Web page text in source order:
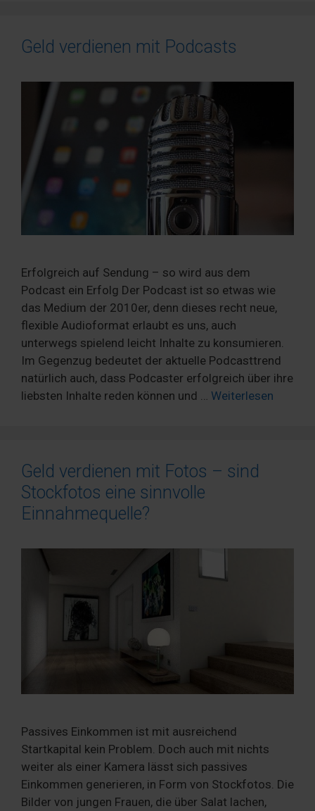
Geld verdienen mit Podcasts
Erfolgreich auf Sendung – so wird aus dem
Podcast ein Erfolg Der Podcast ist so etwas wie
das Medium der 2010er, denn dieses recht neue,
flexible Audioformat erlaubt es uns, auch
unterwegs spielend leicht Inhalte zu konsumieren.
Im Gegenzug bedeutet der aktuelle Podcasttrend
natürlich auch, dass Podcaster erfolgreich über ihre
liebsten Inhalte reden können und … Weiterlesen
Geld verdienen mit Fotos – sind
Stockfotos eine sinnvolle
Einnahmequelle?
Passives Einkommen ist mit ausreichend
Startkapital kein Problem. Doch auch mit nichts
weiter als einer Kamera lässt sich passives
Einkommen generieren, in Form von Stockfotos. Die
Bilder von jungen Frauen, die über Salat lachen,